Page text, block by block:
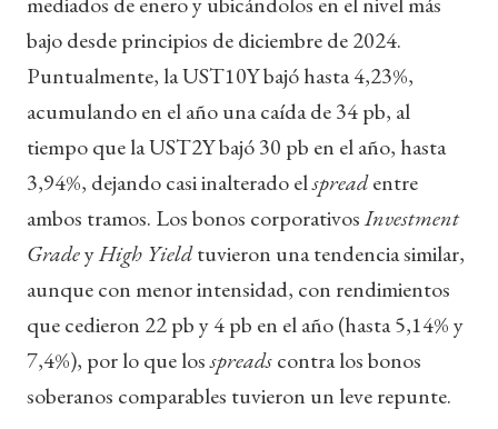
bajo desde principios de diciembre de 2024.
Puntualmente, la UST10Y bajó hasta 4,23%,
acumulando en el año una caída de 34 pb, al
tiempo que la UST2Y bajó 30 pb en el año, hasta
3,94%, dejando casi inalterado elspreadentre
ambos tramos. Los bonos corporativosInvestment
GradeyHigh Yieldtuvieron una tendencia similar,
aunque con menor intensidad, con rendimientos
que cedieron 22 pb y 4 pb en el año (hasta 5,14% y
7,4%), por lo que losspreadscontra los bonos
soberanos comparables tuvieron un leve repunte.